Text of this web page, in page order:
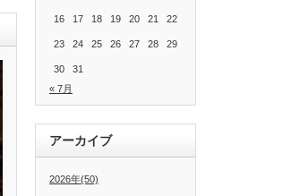
16 17 18 19 20 21 22
23 24 25 26 27 28 29
30
31
« 7月
アーカイブ
2026年(50)